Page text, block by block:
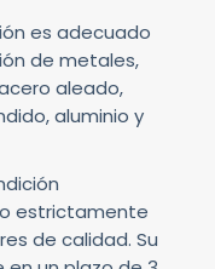
es adecuado
de metales,
aleado,
aluminio y
estrictamente
de calidad. Su